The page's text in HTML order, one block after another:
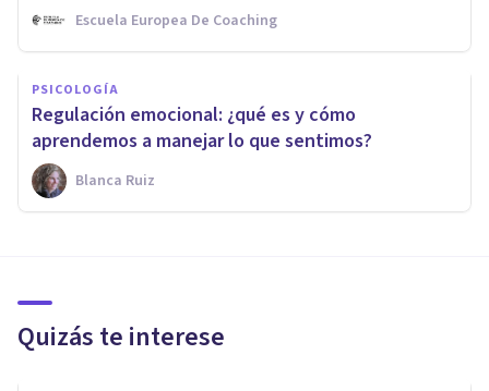
Escuela Europea De Coaching
PSICOLOGÍA
Regulación emocional: ¿qué es y cómo
aprendemos a manejar lo que sentimos?
Blanca Ruiz
Quizás te interese